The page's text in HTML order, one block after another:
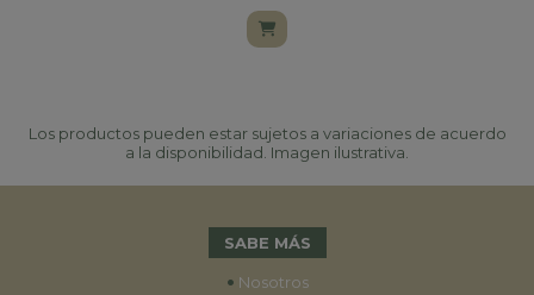
Los productos pueden estar sujetos a variaciones de acuerdo
a la disponibilidad. Imagen ilustrativa.
SABE MÁS
• Nosotros